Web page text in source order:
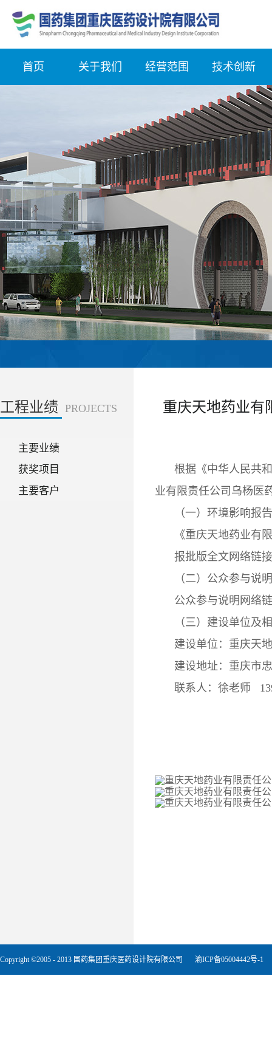
首页 关于我们 经营范围 技术创新
工程业绩 PROJECTS
主要业绩
获奖项目
主要客户
重庆天地药业有
根据《中华人民共
业有限责任公司乌杨医
（一）环境影响报
《重庆天地药业有
报批版全文网络链
（二）公众参与说
公众参与说明网络
（三）建设单位及
建设单位：重庆天
建设地址：重庆市
联系人：徐老师
Copyright ©2005 - 2013 国药集团重庆医药设计院有限公司 渝ICP备05004442号-1